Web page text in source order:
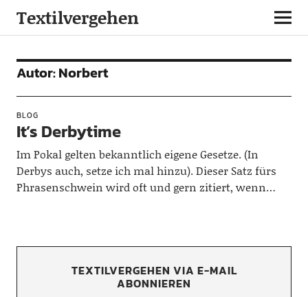
Textilvergehen
Autor:Norbert
BLOG
It’s Derbytime
Im Pokal gelten bekanntlich eigene Gesetze. (In
Derbys auch, setze ich mal hinzu). Dieser Satz fürs
Phrasenschwein wird oft und gern zitiert, wenn…
TEXTILVERGEHEN VIA E-MAIL
ABONNIEREN